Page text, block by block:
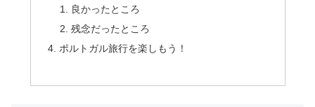
良かったところ
残念だったところ
ポルトガル旅行を楽しもう！